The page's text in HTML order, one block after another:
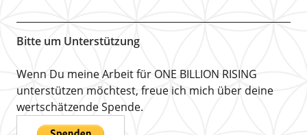
Bitte um Unterstützung
Wenn Du meine Arbeit für ONE BILLION RISING
unterstützen möchtest, freue ich mich über deine
wertschätzende Spende.